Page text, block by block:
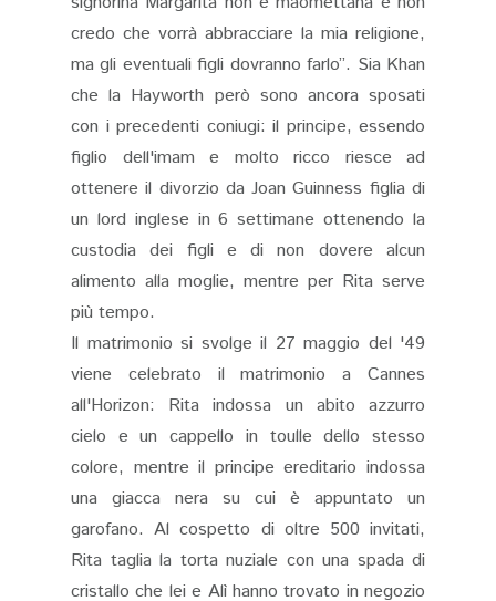
credo che vorrà abbracciare la mia religione,
ma gli eventuali figli dovranno farlo”. Sia Khan
che la Hayworth però sono ancora sposati
con i precedenti coniugi: il principe, essendo
figlio dell'imam e molto ricco riesce ad
ottenere il divorzio da Joan Guinness figlia di
un lord inglese in 6 settimane ottenendo la
custodia dei figli e di non dovere alcun
alimento alla moglie, mentre per Rita serve
più tempo.
Il matrimonio si svolge il 27 maggio del '49
viene celebrato il matrimonio a Cannes
all'Horizon: Rita indossa un abito azzurro
cielo e un cappello in toulle dello stesso
colore, mentre il principe ereditario indossa
una giacca nera su cui è appuntato un
garofano. Al cospetto di oltre 500 invitati,
Rita taglia la torta nuziale con una spada di
cristallo che lei e Alì hanno trovato in negozio